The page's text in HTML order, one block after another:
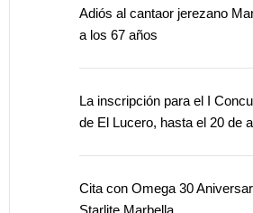
Adiós al cantaor jerezano
a los 67 años
La inscripción para el I
de El Lucero, hasta el 20 de
Cita con Omega 30
Starlite Marbella